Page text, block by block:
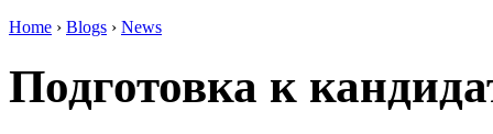
Home › Blogs › News
Подготовка к